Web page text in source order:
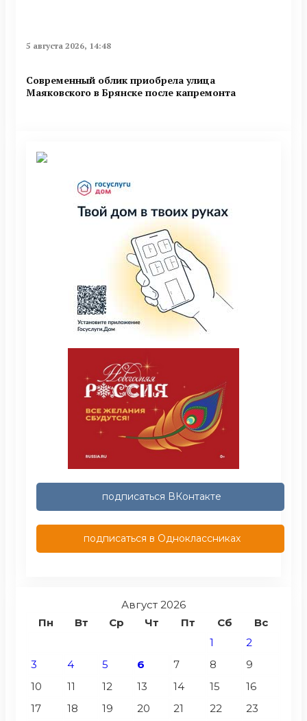
5 августа 2026, 14:48
Современный облик приобрела улица
Маяковского в Брянске после капремонта
подписаться ВКонтакте
подписаться в Одноклассниках
Август 2026
Пн
Вт Ср Чт Пт Сб
Вс
1
2
3
4 5 6 7 8
9
10
11 12 13 14 15
16
17
18 19 20 21 22 23